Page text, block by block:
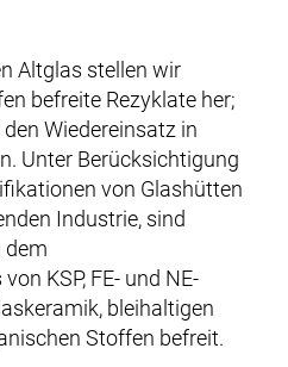
Altglas stellen wir
befreite Rezyklate her;
Wiedereinsatz in
Unter Berücksichtigung
von Glashütten
Industrie, sind
dem
KSP, FE- und NE-
bleihaltigen
Stoffen befreit.